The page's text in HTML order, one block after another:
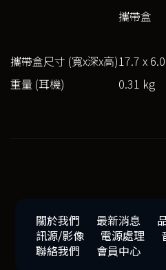
攜帶盒
攜帶盒尺寸 (寬x深x高)17.7 x
重量 (耳機)
0.31 kg
關於我們 最新消息
訊源/影像
電源處理
聯絡我們
會員中心